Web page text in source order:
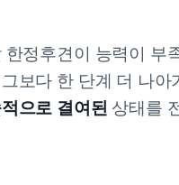
한정후견이 능력이 부
보다 한 단계 더 나
으로 결여된 상태를